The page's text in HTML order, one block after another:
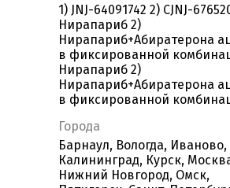
1) JNJ-64091742 2) CJNJ-
Нирапариб 2)
Нирапариб+Абиратерона
в фиксированной
Нирапариб 2)
Нирапариб+Абиратерона
в фиксированной
Города
Барнаул, Вологда, Иваново,
Калининград, Курск,
Нижний Новгород, Омск,